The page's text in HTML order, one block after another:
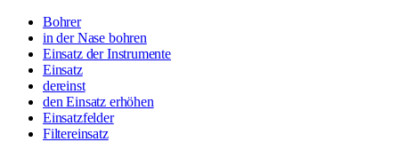
Bohrer
in der Nase bohren
Einsatz der Instrumente
Einsatz
dereinst
den Einsatz erhöhen
Einsatzfelder
Filtereinsatz